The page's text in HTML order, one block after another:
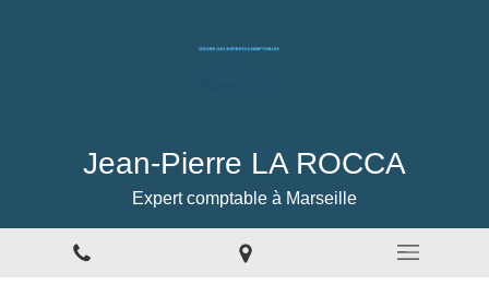
Jean-Pierre LA ROCCA
Expert comptable à Marseille